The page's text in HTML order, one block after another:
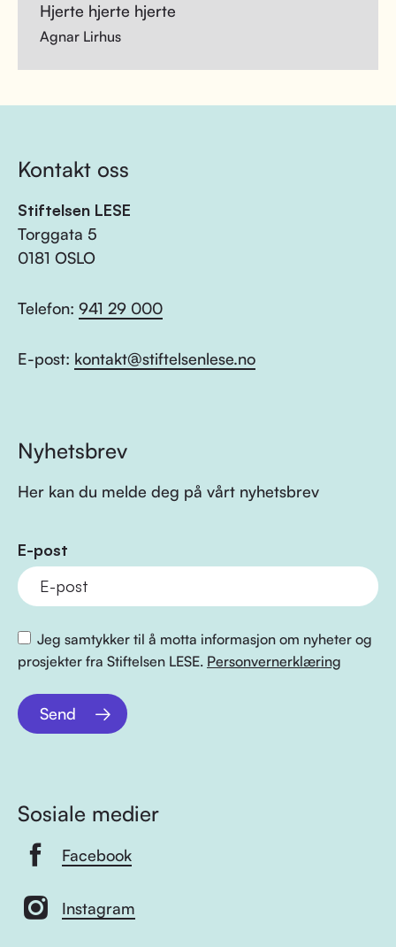
Hjerte hjerte hjerte
Agnar Lirhus
Kontakt oss
Stiftelsen LESE
Torggata 5
0181 OSLO
Telefon: 941 29 000
E-post: kontakt@stiftelsenlese.no
Nyhetsbrev
Her kan du melde deg på vårt nyhetsbrev
E-post
Jeg samtykker til å motta informasjon om nyheter og
prosjekter fra Stiftelsen LESE. Personvernerklæring
Send
Sosiale medier
Facebook
Instagram